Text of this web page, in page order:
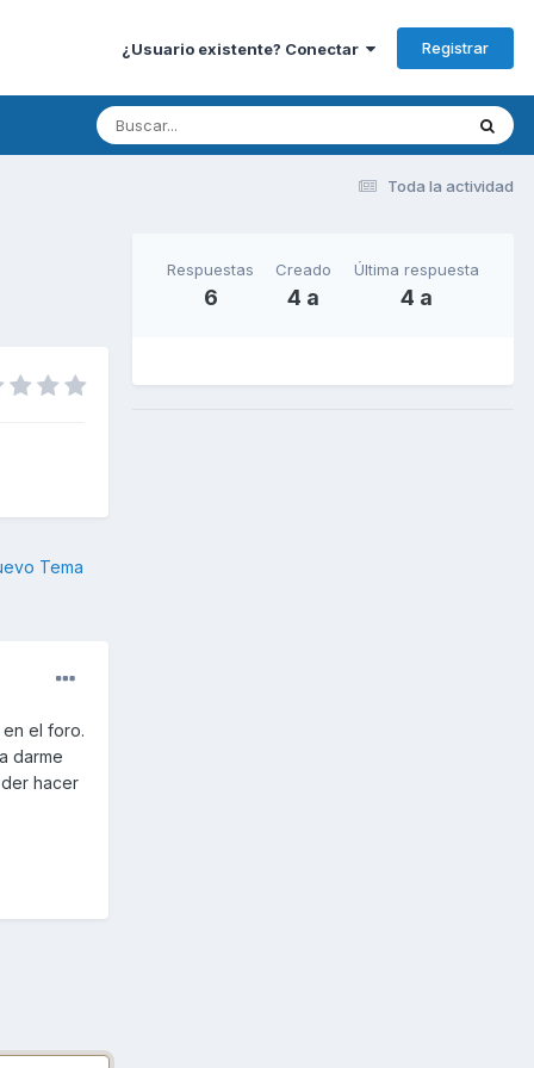
¿Usuario existente? Conectar Registrar
Toda la actividad
Tema
el foro.
darme
hacer
Respuestas
6
Creado
4 a
Última respuesta
4 a